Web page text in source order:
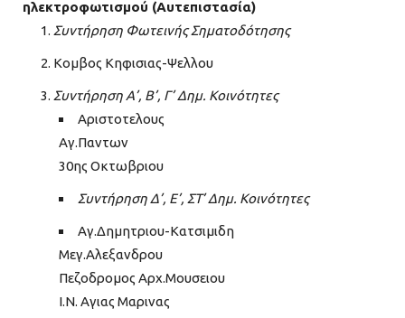
ηλεκτροφωτισμού (Αυτεπιστασία)
Συντήρηση Φωτεινής Σηματοδότησης
Κομβος Κηφισιας-Ψελλου
Συντήρηση Α’, Β’, Γ’ Δημ. Κοινότητες
Αριστοτελους
Αγ.Παντων
30ης Οκτωβριου
Συντήρηση Δ’, Ε’, ΣΤ’ Δημ. Κοινότητες
Αγ.Δημητριου-Κατσιμιδη
Μεγ.Αλεξανδρου
Πεζοδρομος Αρχ.Μουσειου
Ι.Ν. Αγιας Μαρινας